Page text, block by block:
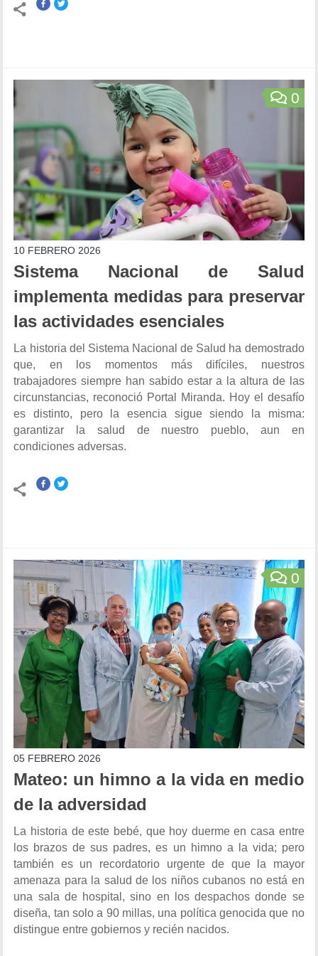
0
10 FEBRERO 2026
Sistema Nacional de Salud
implementa medidas para preservar
las actividades esenciales
La historia del Sistema Nacional de Salud ha demostrado
que, en los momentos más difíciles, nuestros
trabajadores siempre han sabido estar a la altura de las
circunstancias, reconoció Portal Miranda. Hoy el desafío
es distinto, pero la esencia sigue siendo la misma:
garantizar la salud de nuestro pueblo, aun en
condiciones adversas.
0
05 FEBRERO 2026
Mateo: un himno a la vida en medio
de la adversidad
La historia de este bebé, que hoy duerme en casa entre
los brazos de sus padres, es un himno a la vida; pero
también es un recordatorio urgente de que la mayor
amenaza para la salud de los niños cubanos no está en
una sala de hospital, sino en los despachos donde se
diseña, tan solo a 90 millas, una política genocida que no
distingue entre gobiernos y recién nacidos.